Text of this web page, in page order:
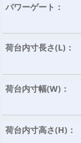
パワーゲート：
荷台内寸長さ(L)：
荷台内寸幅(W)：
荷台内寸高さ(H)：